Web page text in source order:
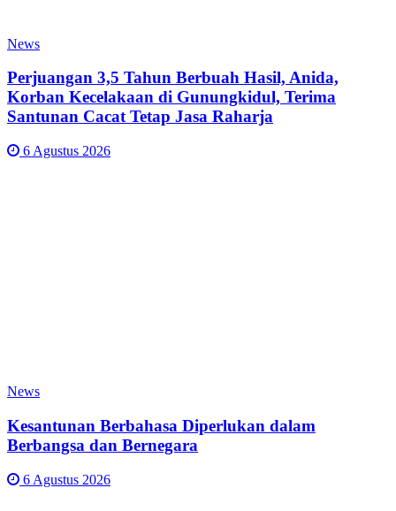
News
Perjuangan 3,5 Tahun Berbuah Hasil, Anida,
Korban Kecelakaan di Gunungkidul, Terima
Santunan Cacat Tetap Jasa Raharja
6 Agustus 2026
News
Kesantunan Berbahasa Diperlukan dalam
Berbangsa dan Bernegara
6 Agustus 2026